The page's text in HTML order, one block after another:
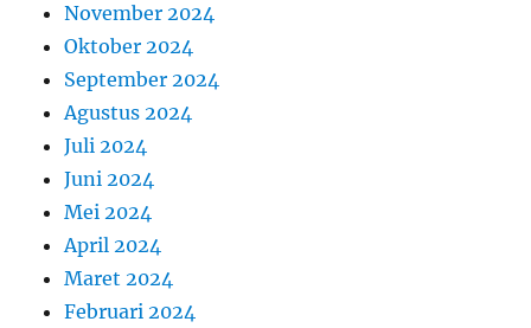
November 2024
Oktober 2024
September 2024
Agustus 2024
Juli 2024
Juni 2024
Mei 2024
April 2024
Maret 2024
Februari 2024